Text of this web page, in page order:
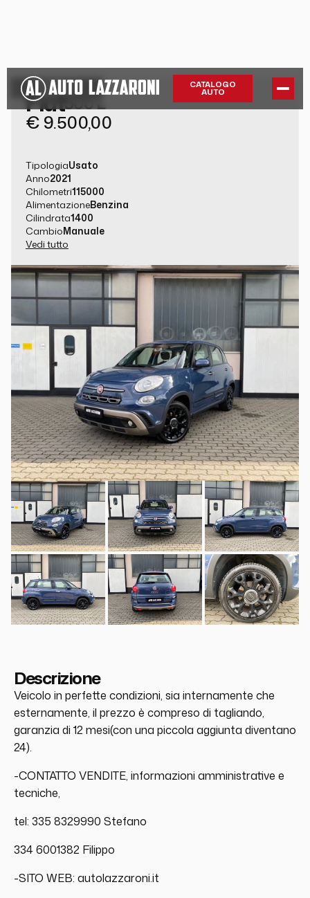
CATALOGO
AUTO
Fiat500 L
€ 9.500,00
TipologiaUsato
Anno2021
Chilometri115000
AlimentazioneBenzina
Cilindrata1400
CambioManuale
Vedi tutto
GUARDA LA
GALLERY
Descrizione
Veicolo in perfette condizioni, sia internamente che
esternamente, il prezzo è compreso di tagliando,
garanzia di 12 mesi(con una piccola aggiunta diventano
24).
-CONTATTO VENDITE, informazioni amministrative e
tecniche,
tel: 335 8329990 Stefano
334 6001382 Filippo
-SITO WEB: autolazzaroni.it